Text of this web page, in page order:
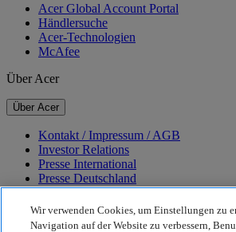
Acer Global Account Portal
Händlersuche
Acer-Technologien
McAfee
Über Acer
Über Acer
Kontakt / Impressum / AGB
Investor Relations
Presse International
Presse Deutschland
Auszeichnungen
Veranstaltungen
Karriere
Wir verwenden Cookies, um Einstellungen zu
Navigation auf der Website zu verbessern,